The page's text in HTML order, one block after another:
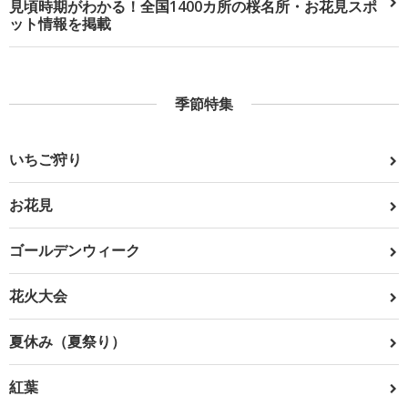
見頃時期がわかる！全国1400カ所の桜名所・お花見スポ
ット情報を掲載
季節特集
いちご狩り
お花見
ゴールデンウィーク
花火大会
夏休み（夏祭り）
紅葉